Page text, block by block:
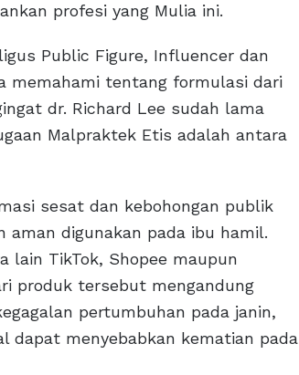
profesi yang Mulia ini.
Public Figure, Influencer dan
memahami tentang formulasi dari
dr. Richard Lee sudah lama
Malpraktek Etis adalah antara
sesat dan kebohongan publik
digunakan pada ibu hamil.
lain TikTok, Shopee maupun
produk tersebut mengandung
pertumbuhan pada janin,
dapat menyebabkan kematian pada